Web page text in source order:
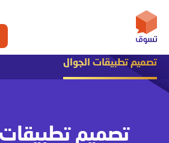
تصميم تطبيقات الجوال
الشراكة مع تسوق
تصميم تطبيقات